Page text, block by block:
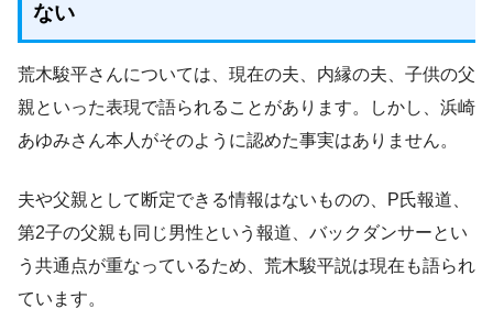
ない
荒木駿平さんについては、現在の夫、内縁の夫、子供の父
親といった表現で語られることがあります。しかし、浜崎
あゆみさん本人がそのように認めた事実はありません。
夫や父親として断定できる情報はないものの、P氏報道、
第2子の父親も同じ男性という報道、バックダンサーとい
う共通点が重なっているため、荒木駿平説は現在も語られ
ています。